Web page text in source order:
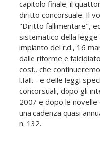
capitolo finale, il
diritto concorsuale. Il
"Diritto fallimentare",
sistematico della legge
impianto del r.d., 16
dalle riforme e
cost., che
l.fall. - e delle leggi
concorsuali, dopo gli
2007 e dopo le novelle
una cadenza quasi
n. 132.